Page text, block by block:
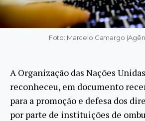
Foto: Marcelo Camargo
A Organização das Nações
reconheceu, em documento
para a promoção e defesa dos
por parte de instituições de